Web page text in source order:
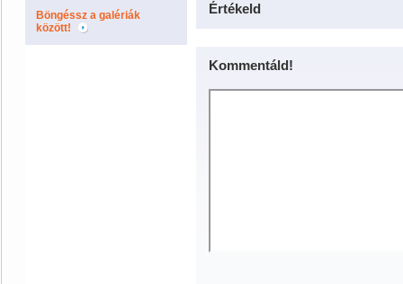
Böngéssz a galériák
között!
Értékeld
Kommentáld!